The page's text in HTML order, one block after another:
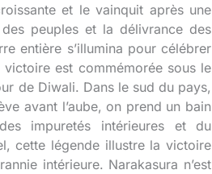
et le vainquit après une
peuples et la délivrance des
entière s’illumina pour célébrer
est commémorée sous le
de Diwali. Dans le sud du pays,
avant l’aube, on prend un bain
impuretés intérieures et du
cette légende illustre la victoire
intérieure. Narakasura n’est